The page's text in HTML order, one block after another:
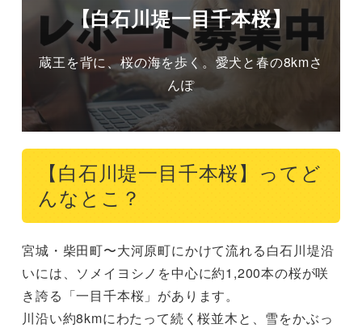
【白石川堤一目千本桜】
蔵王を背に、桜の海を歩く。愛犬と春の8kmさ
んぽ
【白石川堤一目千本桜】ってど
んなとこ？
宮城・柴田町〜大河原町にかけて流れる白石川堤沿
いには、ソメイヨシノを中心に約1,200本の桜が咲
き誇る「一目千本桜」があります。
川沿い約8kmにわたって続く桜並木と、雪をかぶっ